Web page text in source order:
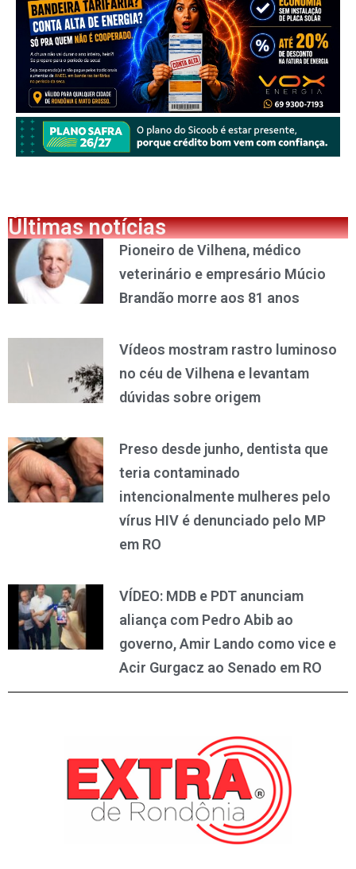
Últimas notícias
Pioneiro de Vilhena, médico
veterinário e empresário Múcio
Brandão morre aos 81 anos
Vídeos mostram rastro luminoso
no céu de Vilhena e levantam
dúvidas sobre origem
Preso desde junho, dentista que
teria contaminado
intencionalmente mulheres pelo
vírus HIV é denunciado pelo MP
em RO
VÍDEO: MDB e PDT anunciam
aliança com Pedro Abib ao
governo, Amir Lando como vice e
Acir Gurgacz ao Senado em RO